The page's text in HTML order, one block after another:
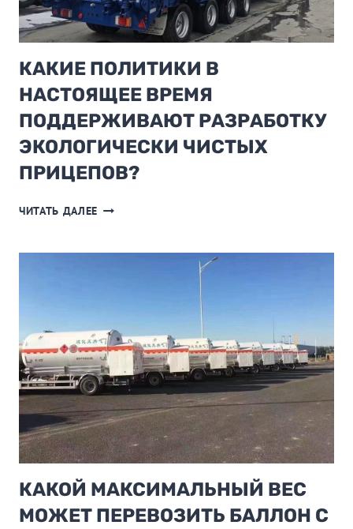
КАКИЕ ПОЛИТИКИ В
НАСТОЯЩЕЕ ВРЕМЯ
ПОДДЕРЖИВАЮТ РАЗРАБОТКУ
ЭКОЛОГИЧЕСКИ ЧИСТЫХ
ПРИЦЕПОВ?
ЧИТАТЬ ДАЛЕЕ КАКИЕ
НАСТОЯЩЕЕ
ЧИСТЫХ
ПРИЦЕПОВ?
КАКОЙ МАКСИМАЛЬНЫЙ ВЕС
МОЖЕТ ПЕРЕВОЗИТЬ БАЛЛОН С